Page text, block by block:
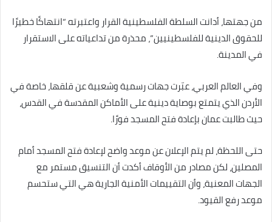
من جهتها، أدانت السلطة الفلسطينية القرار واعتبرته “انتهاكًا خطيرًا
للحقوق الدينية للفلسطينيين”، محذرة من تداعياته على الاستقرار
في المدينة.
وفي العالم العربي، عبّرت جهات رسمية وشعبية عن قلقها، خاصة في
الأردن الذي يتمتع بوصاية دينية على الأماكن المقدسة في القدس،
حيث طالبت عمان بإعادة فتح المسجد فورًا.
حتى اللحظة، لم يتم الإعلان عن موعد واضح لإعادة فتح المسجد أمام
المصلين، لكن مصادر من الأوقاف أكدت أن التنسيق مستمر مع
الجهات المعنية، وأن التقييمات الأمنية الجارية هي التي ستحسم
موعد رفع القيود.